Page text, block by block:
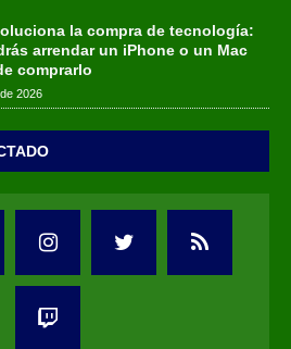
la compra de tecnología:
arrendar un iPhone o un Mac
comprarlo
2026